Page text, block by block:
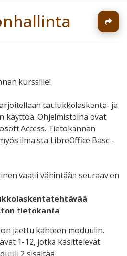
kurssille!
taulukkolaskenta- ja
käyttöä. Ohjelmistoina ovat
Access. Tietokannan
ilmaista LibreOffice Base -
vaatii vähintään seuraavien
tietokanta
jaettu kahteen moduulin.
1-12, jotka käsittelevät
2 sisältää